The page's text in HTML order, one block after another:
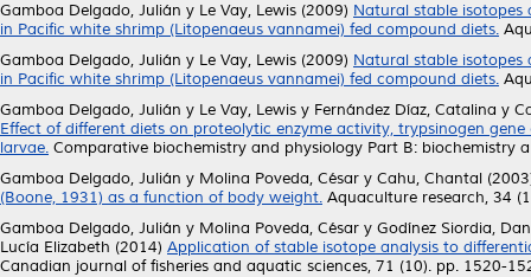
Gamboa Delgado, Julián y Le Vay, Lewis (2009) Natural stable
in Pacific white shrimp (Litopenaeus vannamei) fed compound diets.
Gamboa Delgado, Julián y Le Vay, Lewis (2009) Natural stable
in Pacific white shrimp (Litopenaeus vannamei) fed compound diets.
Gamboa Delgado, Julián y Le Vay, Lewis y Fernández Díaz, Catalina y
Effect of different diets on proteolytic enzyme activity, trypsinogen
larvae. Comparative biochemistry and physiology Part B: biochemistry
Gamboa Delgado, Julián y Molina Poveda, César y Cahu, Chantal
(Boone, 1931) as a function of body weight. Aquaculture research, 34
Gamboa Delgado, Julián y Molina Poveda, César y Godínez Siordia,
Lucía Elizabeth (2014) Application of stable isotope analysis to
Canadian journal of fisheries and aquatic sciences, 71 (10). pp. 1520-